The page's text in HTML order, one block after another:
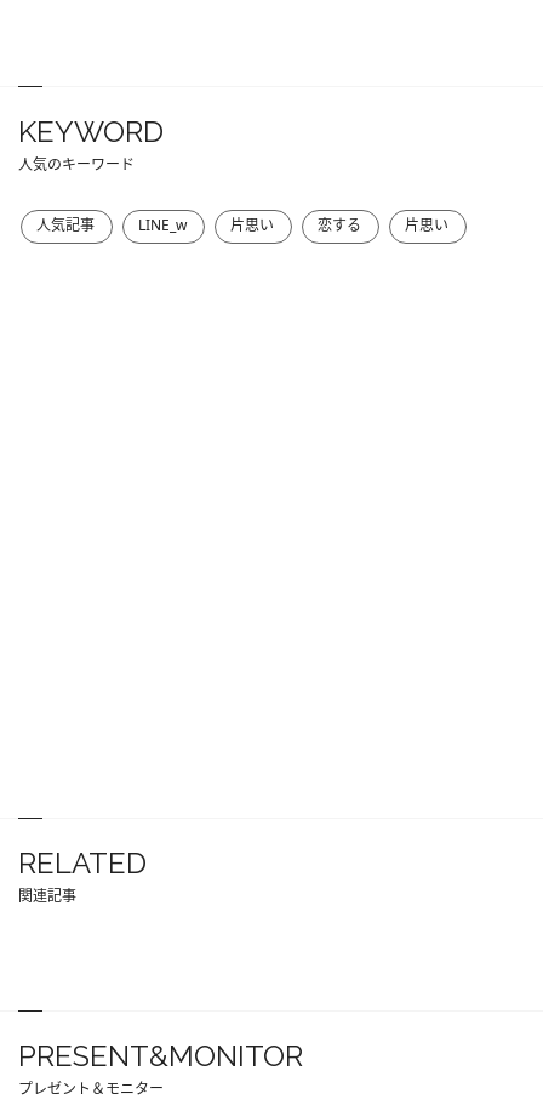
KEYWORD
人気のキーワード
人気記事 LINE_w 片思い 恋する 片思い
RELATED
関連記事
PRESENT&MONITOR
プレゼント＆モニター